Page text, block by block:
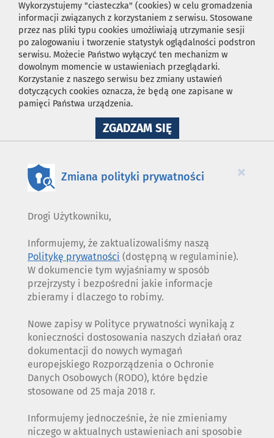
Wykorzystujemy "ciasteczka" (cookies) w celu gromadzenia
informacji związanych z korzystaniem z serwisu. Stosowane
przez nas pliki typu cookies umożliwiają utrzymanie sesji
po zalogowaniu i tworzenie statystyk oglądalności podstron
serwisu. Możecie Państwo wyłączyć ten mechanizm w
dowolnym momencie w ustawieniach przeglądarki.
Korzystanie z naszego serwisu bez zmiany ustawień
dotyczących cookies oznacza, że będą one zapisane w
pamięci Państwa urządzenia.
ZGADZAM SIĘNA
WYKORZYSTANIE
×
Zmiana polityki prywatności
Drogi Użytkowniku,
Informujemy, że zaktualizowaliśmy naszą
Politykę prywatności (dostępną w regulaminie).
W dokumencie tym wyjaśniamy w sposób
przejrzysty i bezpośredni jakie informacje
zbieramy i dlaczego to robimy.
Nowe zapisy w Polityce prywatności wynikają z
konieczności dostosowania naszych działań oraz
dokumentacji do nowych wymagań
europejskiego Rozporządzenia o Ochronie
Danych Osobowych (RODO), które będzie
stosowane od 25 maja 2018 r.
Informujemy jednocześnie, że nie zmieniamy
niczego w aktualnych ustawieniach ani sposobie